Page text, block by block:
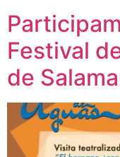
Festival
de